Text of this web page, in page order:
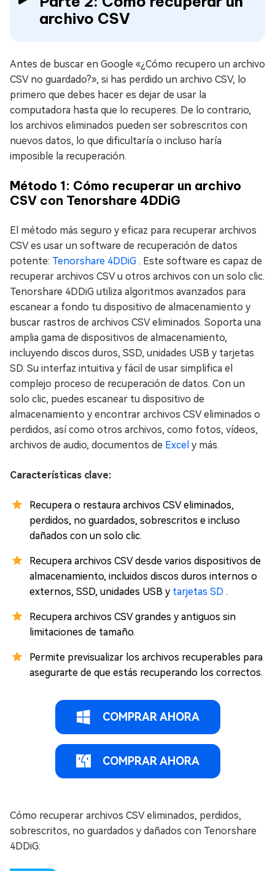
archivo CSV
Antes de buscar en Google «¿Cómo recupero un archivo
CSV no guardado?», si has perdido un archivo CSV, lo
primero que debes hacer es dejar de usar la
computadora hasta que lo recuperes. De lo contrario,
los archivos eliminados pueden ser sobrescritos con
nuevos datos, lo que dificultaría o incluso haría
imposible la recuperación.
Método 1: Cómo recuperar un archivo
CSV con Tenorshare 4DDiG
El método más seguro y eficaz para recuperar archivos
CSV es usar un software de recuperación de datos
potente: Tenorshare 4DDiG . Este software es capaz de
recuperar archivos CSV u otros archivos con un solo clic.
Tenorshare 4DDiG utiliza algoritmos avanzados para
escanear a fondo tu dispositivo de almacenamiento y
buscar rastros de archivos CSV eliminados. Soporta una
amplia gama de dispositivos de almacenamiento,
incluyendo discos duros, SSD, unidades USB y tarjetas
SD. Su interfaz intuitiva y fácil de usar simplifica el
complejo proceso de recuperación de datos. Con un
solo clic, puedes escanear tu dispositivo de
almacenamiento y encontrar archivos CSV eliminados o
perdidos, así como otros archivos, como fotos, vídeos,
archivos de audio, documentos de Excel y más.
Características clave:
Recupera o restaura archivos CSV eliminados,
perdidos, no guardados, sobrescritos e incluso
dañados con un solo clic.
Recupera archivos CSV desde varios dispositivos de
almacenamiento, incluidos discos duros internos o
externos, SSD, unidades USB y tarjetas SD .
Recupera archivos CSV grandes y antiguos sin
limitaciones de tamaño.
Permite previsualizar los archivos recuperables para
asegurarte de que estás recuperando los correctos.
COMPRAR AHORA
COMPRAR AHORA
Cómo recuperar archivos CSV eliminados, perdidos,
sobrescritos, no guardados y dañados con Tenorshare
4DDiG: